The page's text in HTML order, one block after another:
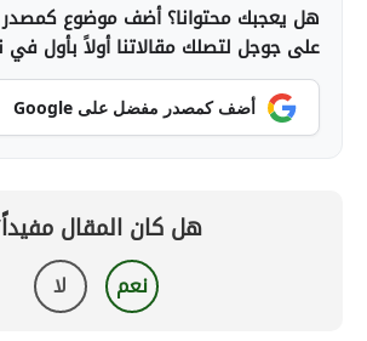
هل يعجبك محتوانا؟ أضف موضوع
على جوجل لتصلك مقالاتنا أولاً بأول في
أضف كمصدر مفضل على Google
هل كان المقال
نعم لا